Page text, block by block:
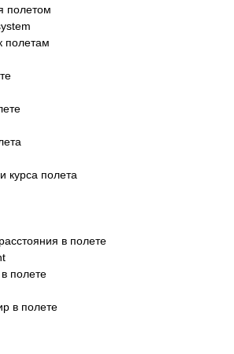
полетом
полетам
курса полета
в полете
полете
в полете